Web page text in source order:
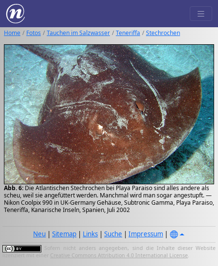
Home Fotos Tauchen im Salzwasser Teneriffa Stechrochen
Abb. 6: Die Atlantischen Stechrochen bei Playa Paraiso sind alles andere als
scheu, weil sie angefüttert werden. Manchmal wird man sogar angestupft. —
Nikon Coolpix 990 in UK-Germany Gehäuse, Subtronic Gamma, Playa Paraiso,
Teneriffa, Kanarische Inseln, Spanien, Juli 2002
Neu |Sitemap | Links |Suche |Impressum |
Sofern nicht anders angegeben, sind die Inhalte dieser Website
lizenziert mit einer Creative Commons Attribution 4.0 International License.